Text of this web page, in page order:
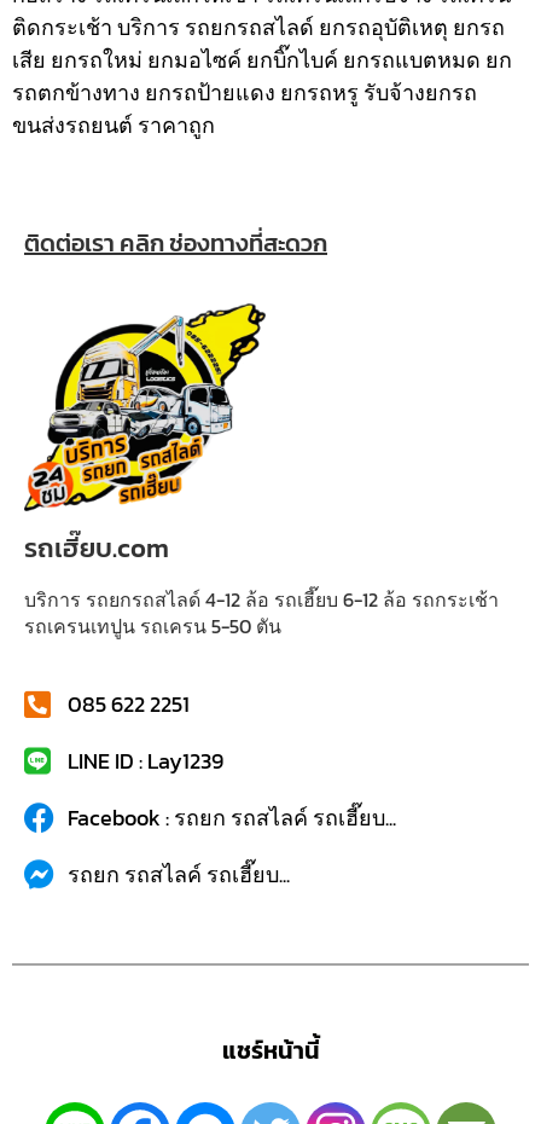
ติดกระเช้าบริการ รถยกรถสไลด์ ยกรถอุบัติเหตุ ยกรถ
เสีย ยกรถใหม่ ยกมอไซค์ ยกบิ๊กไบค์ ยกรถแบตหมด ยก
รถตกข้างทาง ยกรถป้ายแดง ยกรถหรู รับจ้างยกรถ
ขนส่งรถยนต์ ราคาถูก
ติดต่อเรา คลิก ช่องทางที่สะดวก
รถเฮี๊ยบ.com
บริการ รถยกรถสไลด์ 4-12 ล้อ รถเฮี๊ยบ 6-12 ล้อ รถกระเช้า
รถเครนเทปูน รถเครน 5-50 ตัน
085 622 2251
LINE ID : Lay1239
Facebook : รถยก รถสไลค์ รถเฮี๊ยบ...
รถยก รถสไลค์ รถเฮี๊ยบ...
แชร์หน้านี้